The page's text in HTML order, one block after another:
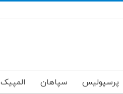
پرسپولیس سپاهان المپیک